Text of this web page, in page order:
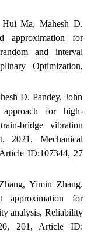
Hui Ma, Mahesh D.
approximation for
and interval
Optimization,
D. Pandey, John
approach for high-
bridge vibration
2021, Mechanical
ID:107344, 27
Yimin Zhang.
approximation for
analysis, Reliability
201, Article ID: